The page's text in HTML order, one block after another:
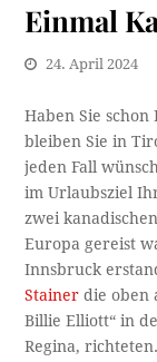
Einmal
24. April 2024
Haben Sie
bleiben Sie in
jeden Fall
im Urlaubsziel
zwei
Europa gereist
Innsbruck
Stainerdie oben
Billie Elliott“ in
Regina,